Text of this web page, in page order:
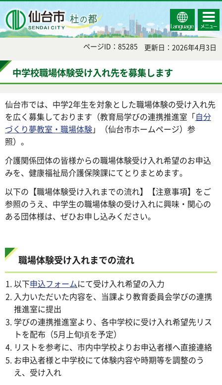
Select
Language
コンテ
ンツメ
ニュー
ページID：85285 更新日：2026年4月3日
中学校職場体験受け入れ先を募集します
仙台市では、中学2年生を対象とした職場体験の受け入れ先
を広く募集しております（教育局学びの連携推進室「自分
づくり夢教室・職場体験」（仙台市ホームページ）参
照）。
介護関係団体の皆様からの職場体験受け入れ希望のお申込
みを、健康福祉局介護保険課にてとりまとめます。
以下の【職場体験受け入れまでの流れ】【注意事項】をご
参照のうえ、中学生の職場体験の受け入れに興味・関心の
ある団体様は、ぜひお申し込みください。
職場体験受け入れまでの流れ
以下申込フォームにて受け入れ希望の入力
入力いただいた内容を、当課より教育委員会学びの連携
推進室に提出
学びの連携推進室より、各中学校に受け入れ希望先リス
トを配布（5月上旬頃を予定）
リストを参考に、市内中学校よりお申込者様へ直接連絡
お申込者様と中学校にて体験内容や時期等を調整のう
え、受け入れ